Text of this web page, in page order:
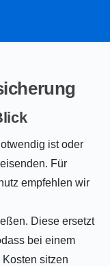
ist oder
Für
empfehlen wir
Diese ersetzt
bei einem
sitzen